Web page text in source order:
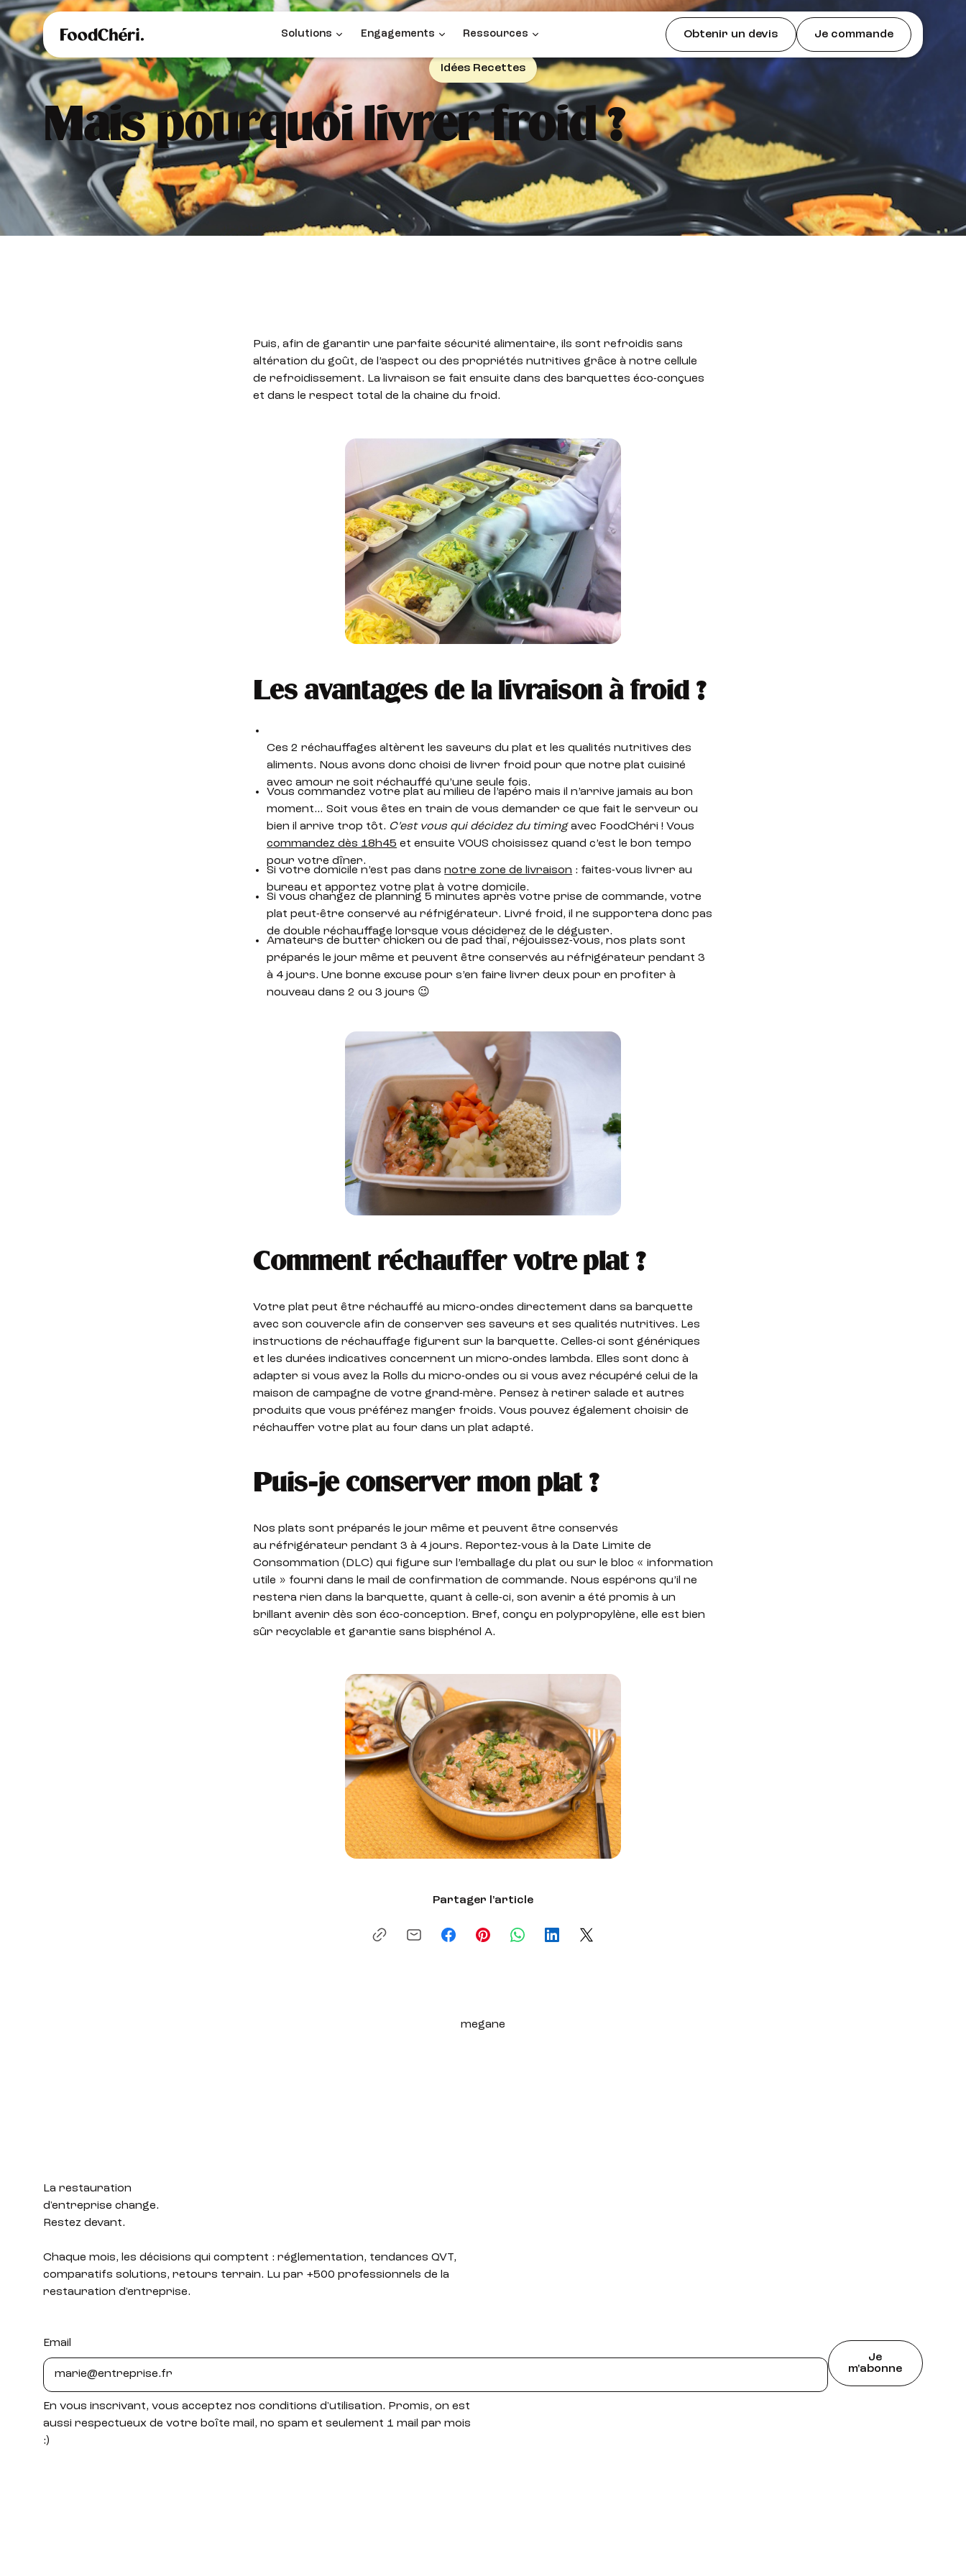
Solutions Engagements Ressources Obtenir un devis Je commande
Idées Recettes
Mais pourquoi livrer froid ?
Puis, afin de garantir une parfaite sécurité alimentaire, ils sont refroidis sans
altération du goût, de l’aspect ou des propriétés nutritives grâce à notre cellule
de refroidissement. La livraison se fait ensuite dans des barquettes éco-conçues
et dans le respect total de la chaine du froid.
Les avantages de la livraison à froid ?
Ces 2 réchauffages altèrent les saveurs du plat et les qualités nutritives des
aliments. Nous avons donc choisi de livrer froid pour que notre plat cuisiné
avec amour ne soit réchauffé qu’une seule fois.
Vous commandez votre plat au milieu de l’apéro mais il n’arrive jamais au bon
moment… Soit vous êtes en train de vous demander ce que fait le serveur ou
bien il arrive trop tôt. C’est vous qui décidez du timingavec FoodChéri ! Vous
commandez dès 18h45 et ensuite VOUS choisissez quand c’est le bon tempo
pour votre dîner.
Si votre domicile n’est pas dansnotre zone de livraison : faites-vous livrer au
bureau et apportez votre plat à votre domicile.
Si vous changez de planning 5 minutes après votre prise de commande, votre
plat peut-être conservé au réfrigérateur. Livré froid, il ne supportera donc pas
de double réchauffage lorsque vous déciderez de le déguster.
Amateurs de butter chicken ou de pad thaï, réjouissez-vous, nos plats sont
préparés le jour même et peuvent être conservés au réfrigérateur pendant 3
à 4 jours. Une bonne excuse pour s’en faire livrer deux pour en profiter à
nouveau dans 2 ou 3 jours 😉
Comment réchauffer votre plat ?
Votre plat peut être réchauffé au micro-ondes directement dans sa barquette
avec son couvercle afin de conserver ses saveurs et ses qualités nutritives. Les
instructions de réchauffage figurent sur la barquette. Celles-ci sont génériques
et les durées indicatives concernent un micro-ondes lambda. Elles sont donc à
adapter si vous avez la Rolls du micro-ondes ou si vous avez récupéré celui de la
maison de campagne de votre grand-mère. Pensez à retirer salade et autres
produits que vous préférez manger froids. Vous pouvez également choisir de
réchauffer votre plat au four dans un plat adapté.
Puis-je conserver mon plat ?
Nos plats sont préparés le jour même et peuvent être conservés
au réfrigérateur pendant 3 à 4 jours. Reportez-vous à la Date Limite de
Consommation (DLC) qui figure sur l’emballage du plat ou sur le bloc « information
utile » fourni dans le mail de confirmation de commande. Nous espérons qu’il ne
restera rien dans la barquette, quant à celle-ci, son avenir a été promis à un
brillant avenir dès son éco-conception. Bref, conçu en polypropylène, elle est bien
sûr recyclable et garantie sans bisphénol A.
Partager l'article
megane
La restauration
d'entreprise change.
Restez devant.
Chaque mois, les décisions qui comptent : réglementation, tendances QVT,
comparatifs solutions, retours terrain. Lu par +500 professionnels de la
restauration d'entreprise.
Email
Je
m'abonne
En vous inscrivant, vous acceptez nos conditions d'utilisation. Promis, on est
aussi respectueux de votre boîte mail, no spam et seulement 1 mail par mois
:)